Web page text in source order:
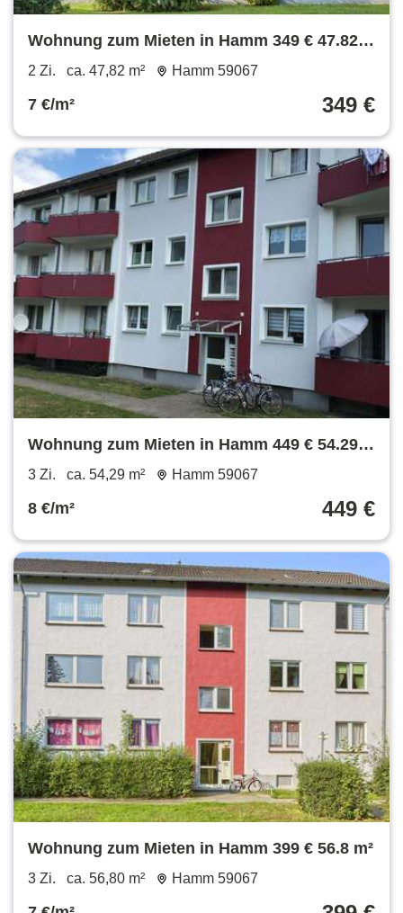
Wohnung zum Mieten in Hamm 349 € 47.82
m²
2 Zi. ca. 47,82 m² Hamm 59067
7 €/m² 349 €
Wohnung zum Mieten in Hamm 449 € 54.29
m²
3 Zi. ca. 54,29 m² Hamm 59067
8 €/m² 449 €
Wohnung zum Mieten in Hamm 399 € 56.8 m²
3 Zi. ca. 56,80 m² Hamm 59067